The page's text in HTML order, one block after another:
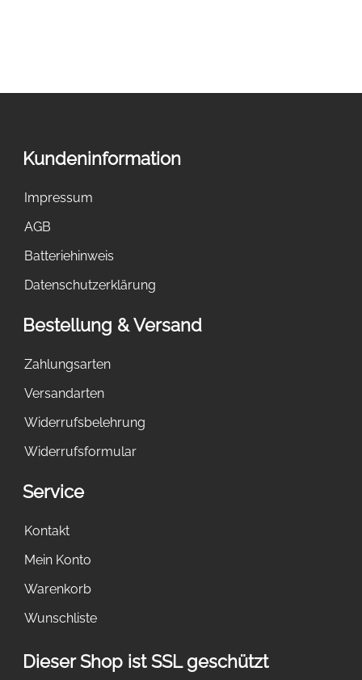
Kundeninformation
Impressum
AGB
Batteriehinweis
Datenschutzerklärung
Bestellung & Versand
Zahlungsarten
Versandarten
Widerrufsbelehrung
Widerrufsformular
Service
Kontakt
Mein Konto
Warenkorb
Wunschliste
Dieser Shop ist SSL geschützt